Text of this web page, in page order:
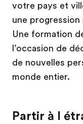
votre pays et
une progression
Une formation
l’occasion de
de nouvelles
monde entier.
Partir à l